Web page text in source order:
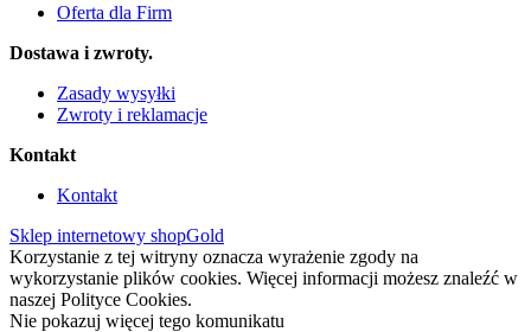
Oferta dla Firm
Dostawa i zwroty.
Zasady wysyłki
Zwroty i reklamacje
Kontakt
Kontakt
Sklep internetowy shopGold
Korzystanie z tej witryny oznacza wyrażenie zgody na
wykorzystanie plików cookies. Więcej informacji możesz znaleźć w
naszej Polityce Cookies.
Nie pokazuj więcej tego komunikatu